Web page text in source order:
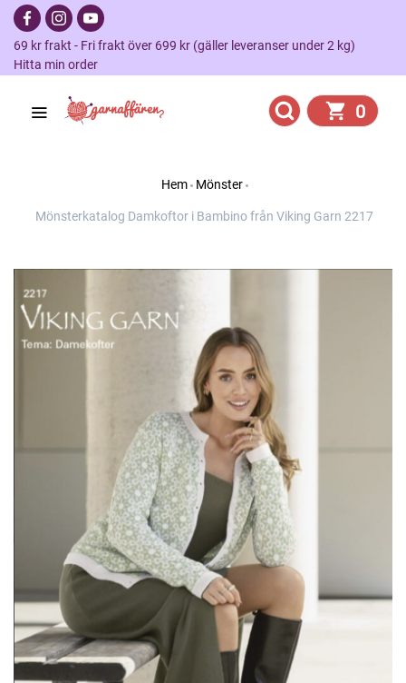
69 kr frakt - Fri frakt över 699 kr (gäller leveranser under 2 kg)
Hitta min order
0
Hem Mönster
Mönsterkatalog Damkoftor i Bambino från Viking Garn 2217